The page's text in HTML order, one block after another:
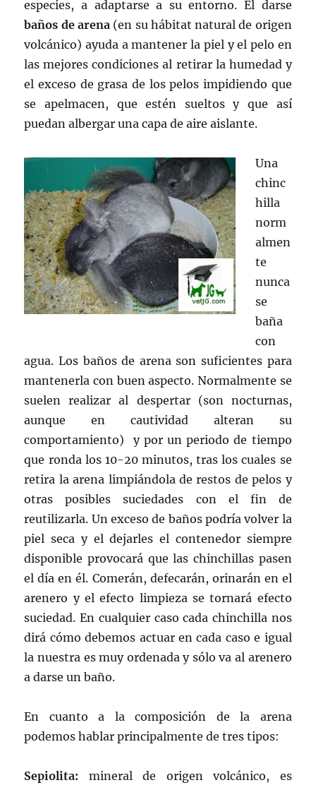
especies, a adaptarse a su entorno. El darse
baños de arena (en su hábitat natural de origen
volcánico) ayuda a mantener la piel y el pelo en
las mejores condiciones al retirar la humedad y
el exceso de grasa de los pelos impidiendo que
se apelmacen, que estén sueltos y que así
puedan albergar una capa de aire aislante.
Una
chinc
hilla
norm
almen
te
nunca
se
baña
con
agua. Los baños de arena son suficientes para
mantenerla con buen aspecto. Normalmente se
suelen realizar al despertar (son nocturnas,
aunque en cautividad alteran su
comportamiento) y por un periodo de tiempo
que ronda los 10-20 minutos, tras los cuales se
retira la arena limpiándola de restos de pelos y
otras posibles suciedades con el fin de
reutilizarla. Un exceso de baños podría volver la
piel seca y el dejarles el contenedor siempre
disponible provocará que las chinchillas pasen
el día en él. Comerán, defecarán, orinarán en el
arenero y el efecto limpieza se tornará efecto
suciedad. En cualquier caso cada chinchilla nos
dirá cómo debemos actuar en cada caso e igual
la nuestra es muy ordenada y sólo va al arenero
a darse un baño.
En cuanto a la composición de la arena
podemos hablar principalmente de tres tipos:
Sepiolita: mineral de origen volcánico, es